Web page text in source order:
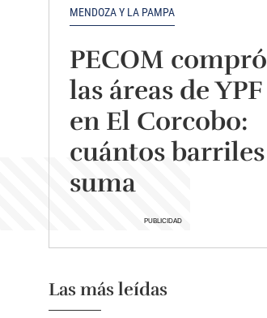
MENDOZA Y LA PAMPA
PECOM compró
las áreas de YPF
en El Corcobo:
cuántos barriles
suma
Las más leídas